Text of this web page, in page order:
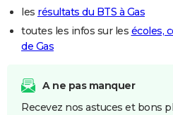
les résultats du BTS à Gas
toutes les infos sur les écoles,
de Gas
A ne pas manquer
Recevez nos astuces et bons